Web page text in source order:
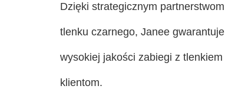
Dzięki strategicznym
tlenku czarnego, Janee
wysokiej jakości zabiegi z
klientom.